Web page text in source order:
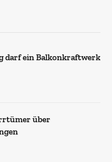
darf ein Balkonkraftwerk
über